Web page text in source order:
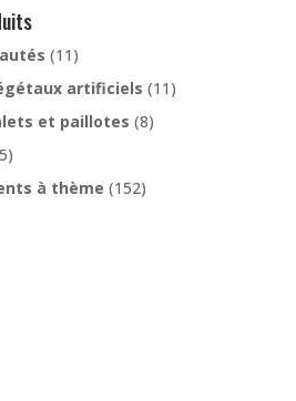
(11)
artificiels (11)
et paillotes (8)
à thème (152)